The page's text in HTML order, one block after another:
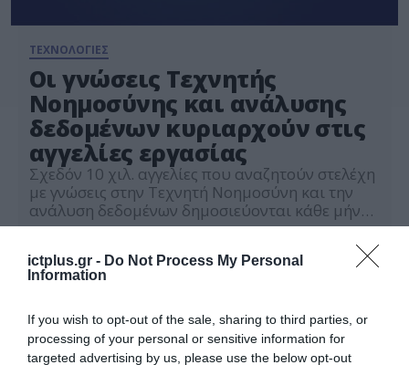
ictplus.gr - Do Not Process My Personal
Information
If you wish to opt-out of the sale, sharing to third parties, or
processing of your personal or sensitive information for
targeted advertising by us, please use the below opt-out
ΤΕΧΝΟΛΟΓΙΕΣ
Οι γνώσεις Τεχνητής
Νοημοσύνης και ανάλυσης
δεδομένων κυριαρχούν στις
αγγελίες εργασίας
Σχεδόν 10 χιλ. αγγελίες που αναζητούν στελέχη
με γνώσεις στην Τεχνητή Νοημοσύνη και την
ανάλυση δεδομένων δημοσιεύονται κάθε μήνα
μόνο στην Βρετανία, όμως οι περισσότερες
λόγος δεν είναι άλλος από την μεγάλη έλλειψη
κατάλληλα εκπαιδευμένου προσωπικού, κάτι
εκπαίδευσης. Σύμφωνα με […]